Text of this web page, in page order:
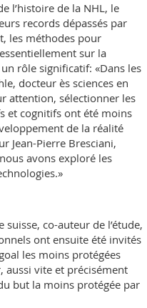
l’histoire de la NHL, le
records dépassés par
les méthodes pour
sur la
rôle significatif: «Dans les
docteur ès sciences en
attention, sélectionner les
et cognitifs ont été moins
de la réalité
Jean-Pierre Bresciani,
avons exploré les
co-auteur de l’étude,
ont ensuite été invités
les moins protégées
vite et précisément
but la moins protégée par